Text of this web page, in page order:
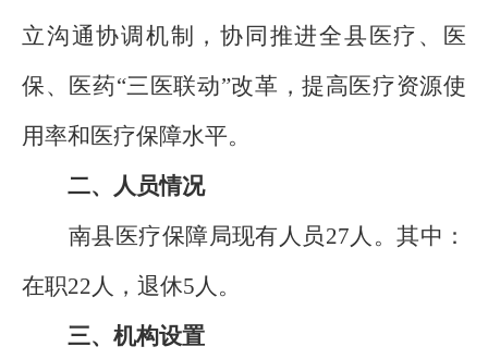
立沟通协调机制，协同推进全县医疗、医
保、医药“三医联动”改革，提高医疗资源使
用率和医疗保障水平。
二、人员情况
南县医疗保障局现有人员27人。其中：
在职22人，退休5人。
三、机构设置